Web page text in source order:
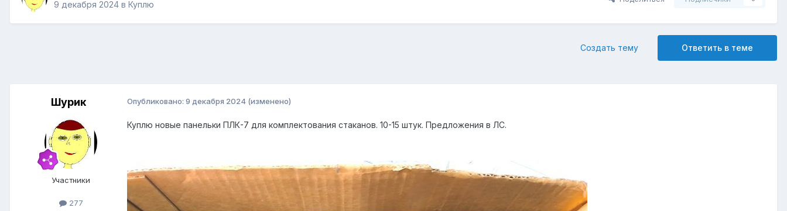
9 декабря 2024 в Куплю
Ответить в теме
Создать тему
Шурик
Участники
277
Опубликовано: 9 декабря 2024 (изменено)
Куплю новые панельки ПЛК-7 для комплектования стаканов. 10-15 штук. Предложения в ЛС.